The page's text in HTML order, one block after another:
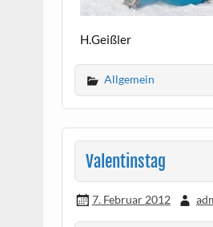
H.Geißler
Allgemein
Valentinstag
7. Februar 2012